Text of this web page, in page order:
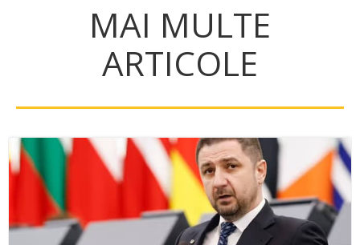
MAI MULTE
ARTICOLE